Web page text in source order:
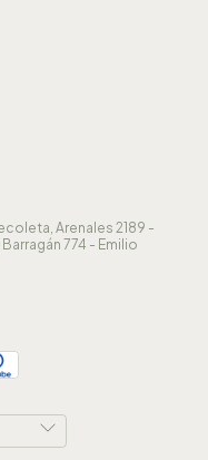
Arenales 2189 -
774 - Emilio